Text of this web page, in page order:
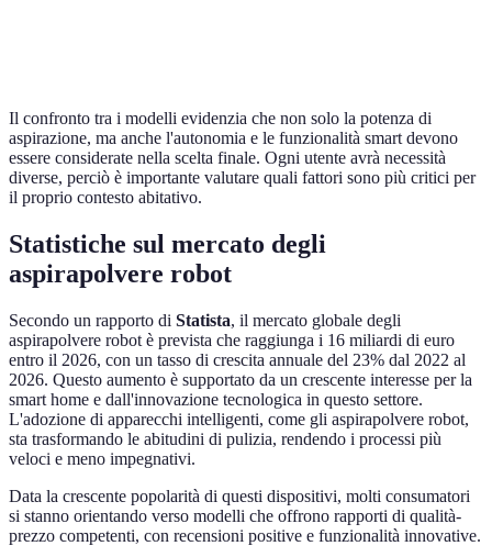
Il confronto tra i modelli evidenzia che non solo la potenza di
aspirazione, ma anche l'autonomia e le funzionalità smart devono
essere considerate nella scelta finale. Ogni utente avrà necessità
diverse, perciò è importante valutare quali fattori sono più critici per
il proprio contesto abitativo.
Statistiche sul mercato degli
aspirapolvere robot
Secondo un rapporto di Statista, il mercato globale degli
aspirapolvere robot è prevista che raggiunga i 16 miliardi di euro
entro il 2026, con un tasso di crescita annuale del 23% dal 2022 al
2026. Questo aumento è supportato da un crescente interesse per la
smart home e dall'innovazione tecnologica in questo settore.
L'adozione di apparecchi intelligenti, come gli aspirapolvere robot,
sta trasformando le abitudini di pulizia, rendendo i processi più
veloci e meno impegnativi.
Data la crescente popolarità di questi dispositivi, molti consumatori
si stanno orientando verso modelli che offrono rapporti di qualità-
prezzo competenti, con recensioni positive e funzionalità innovative.